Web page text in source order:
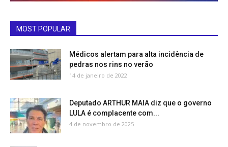
MOST POPULAR
Médicos alertam para alta incidência de
pedras nos rins no verão
14 de janeiro de 2022
Deputado ARTHUR MAIA diz que o governo
LULA é complacente com...
4 de novembro de 2025